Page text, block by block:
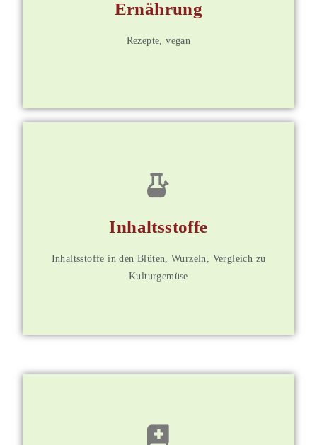
Ernährung
Rezepte, vegan
Inhaltsstoffe
Inhaltsstoffe in den Blüten, Wurzeln, Vergleich zu
Kulturgemüse
für Mitglieder
Weitere Informationen